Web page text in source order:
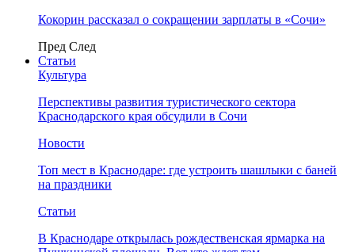
Кокорин рассказал о сокращении зарплаты в «Сочи»
Пред След
Статьи
Культура
Перспективы развития туристического сектора
Краснодарского края обсудили в Сочи
Новости
Топ мест в Краснодаре: где устроить шашлыки с баней
на праздники
Статьи
В Краснодаре открылась рождественская ярмарка на